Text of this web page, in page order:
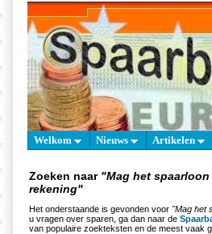
Welkom Nieuws Artikelen
Zoeken naar "Mag het
rekening"
Het onderstaande is gevonden voor "Mag het
u vragen over sparen, ga dan naar de
van populaire zoekteksten en de meest vaak